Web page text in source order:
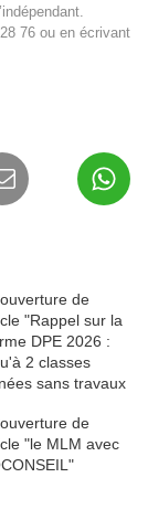
76 ou en écrivant